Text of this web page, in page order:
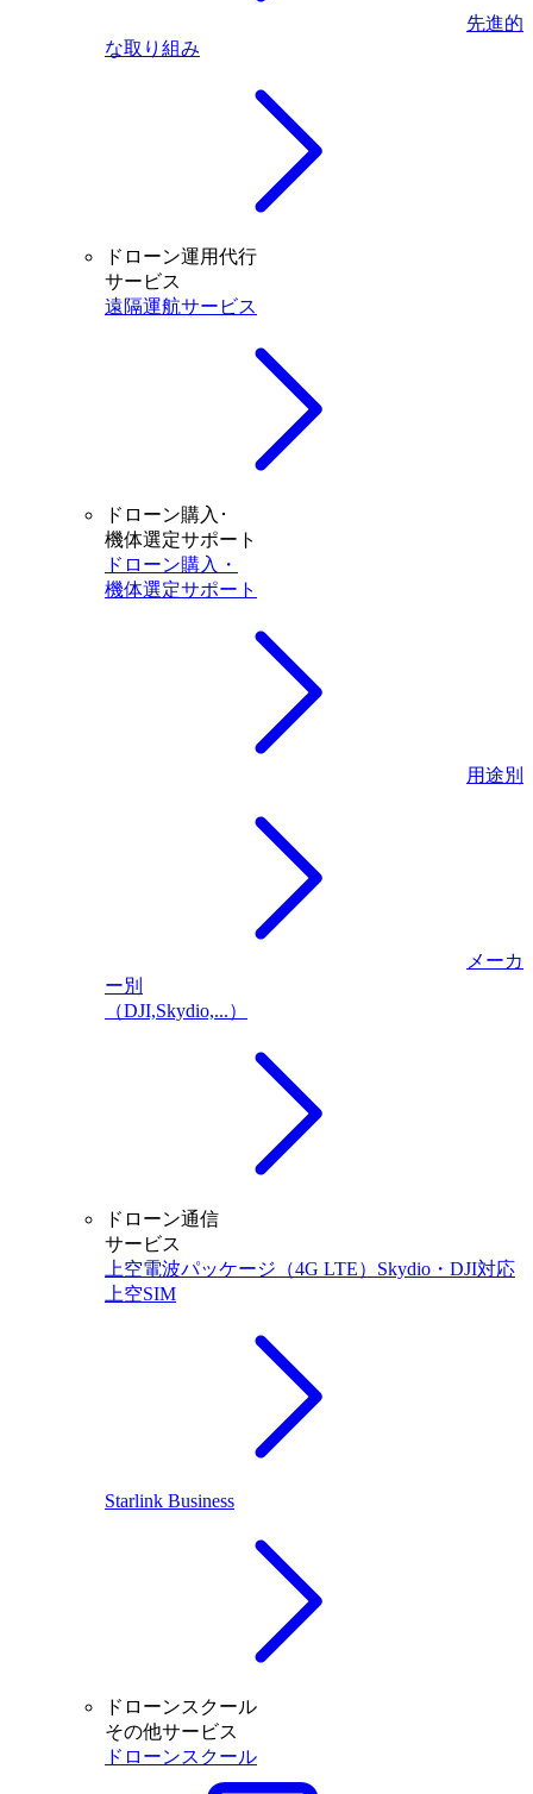
先進的
な取り組み
ドローン運用代行
サービス
遠隔運航サービス
ドローン購入･
機体選定サポート
ドローン購入・
機体選定サポート
用途別
メーカ
ー別
（DJI,Skydio,...）
ドローン通信
サービス
上空電波パッケージ（4G LTE）Skydio・DJI対応
上空SIM
Starlink Business
ドローンスクール
その他サービス
ドローンスクール